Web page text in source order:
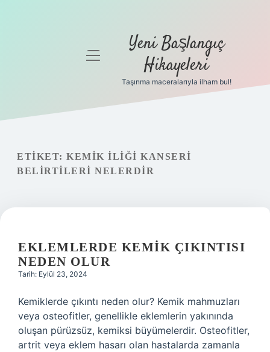
Gizlilik
Yasal Uyarı
menüyü
Yeni Başlangıç
Hikayeleri
Taşınma maceralarıyla ilham bul!
ETIKET: KEMIK ILIĞI KANSERI
BELIRTILERI NELERDIR
EKLEMLERDE KEMIK ÇIKINTISI
NEDEN OLUR
Tarih: Eylül 23, 2024
Kemiklerde çıkıntı neden olur? Kemik mahmuzları
veya osteofitler, genellikle eklemlerin yakınında
oluşan pürüzsüz, kemiksi büyümelerdir. Osteofitler,
artrit veya eklem hasarı olan hastalarda zamanla